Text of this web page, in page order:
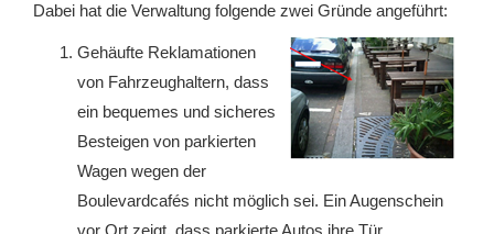
Dabei hat die Verwaltung folgende zwei Gründe angeführt:
Gehäufte Reklamationen
von Fahrzeughaltern, dass
ein bequemes und sicheres
Besteigen von parkierten
Wagen wegen der
Boulevardcafés nicht möglich sei. Ein Augenschein
vor Ort zeigt, dass parkierte Autos ihre Tür